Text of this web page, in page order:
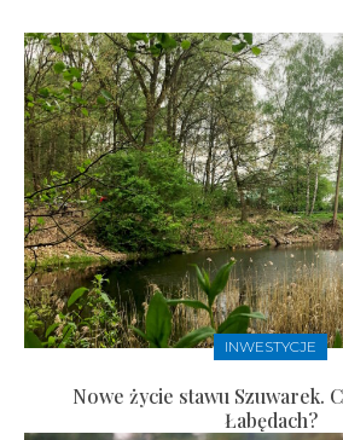
INWESTYCJE
Nowe życie stawu Szuwarek.
Łabędach?